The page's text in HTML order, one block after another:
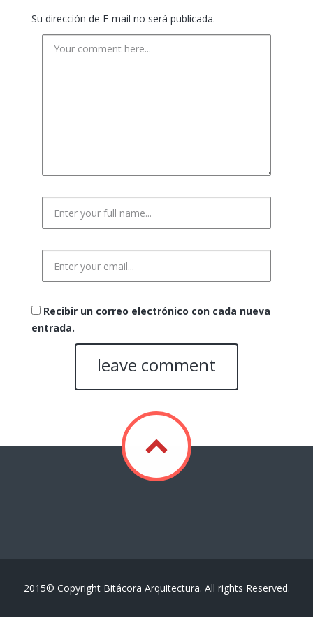
Su dirección de E-mail no será publicada.
Recibir un correo electrónico con cada nueva
entrada.
2015© Copyright Bitácora Arquitectura. All rights Reserved.